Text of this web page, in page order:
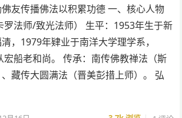
友传播佛法以积累功德 一、核心人物
罗法师/致光法师） 生平：1953年生于新
，1979年肄业于南洋大学理学系，
宏船老和尚。 传承：南传佛教禅法（斯
藏传大圆满法（晋美彭措上师）。 弘